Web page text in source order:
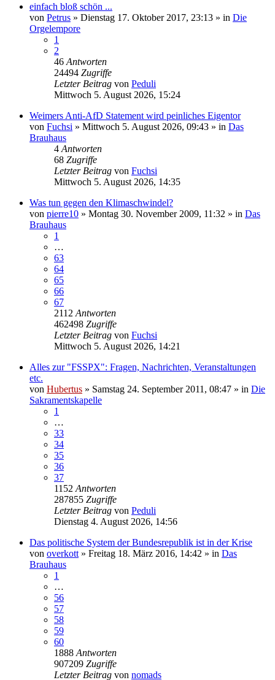
einfach bloß schön ...
von Petrus » Dienstag 17. Oktober 2017, 23:13 » in Die
Orgelempore
1
2
46 Antworten
24494 Zugriffe
Letzter Beitrag von Peduli
Mittwoch 5. August 2026, 15:24
Weimers Anti-AfD Statement wird peinliches Eigentor
von Fuchsi » Mittwoch 5. August 2026, 09:43 » in Das
Brauhaus
4 Antworten
68 Zugriffe
Letzter Beitrag von Fuchsi
Mittwoch 5. August 2026, 14:35
Was tun gegen den Klimaschwindel?
von pierre10 » Montag 30. November 2009, 11:32 » in Das
Brauhaus
1
…
63
64
65
66
67
2112 Antworten
462498 Zugriffe
Letzter Beitrag von Fuchsi
Mittwoch 5. August 2026, 14:21
Alles zur "FSSPX": Fragen, Nachrichten, Veranstaltungen
etc.
von Hubertus » Samstag 24. September 2011, 08:47 » in Die
Sakramentskapelle
1
…
33
34
35
36
37
1152 Antworten
287855 Zugriffe
Letzter Beitrag von Peduli
Dienstag 4. August 2026, 14:56
Das politische System der Bundesrepublik ist in der Krise
von overkott » Freitag 18. März 2016, 14:42 » in Das
Brauhaus
1
…
56
57
58
59
60
1888 Antworten
907209 Zugriffe
Letzter Beitrag von nomads